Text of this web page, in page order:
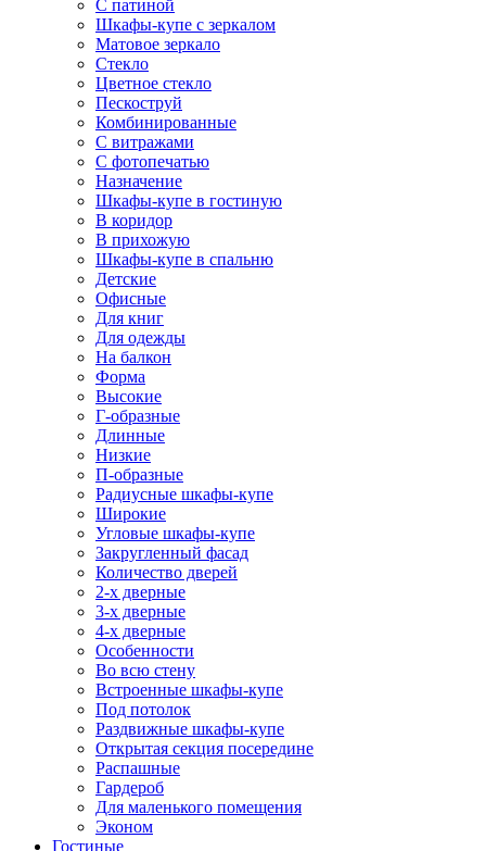
С патиной
Шкафы-купе с зеркалом
Матовое зеркало
Стекло
Цветное стекло
Пескоструй
Комбинированные
С витражами
С фотопечатью
Назначение
Шкафы-купе в гостиную
В коридор
В прихожую
Шкафы-купе в спальню
Детские
Офисные
Для книг
Для одежды
На балкон
Форма
Высокие
Г-образные
Длинные
Низкие
П-образные
Радиусные шкафы-купе
Широкие
Угловые шкафы-купе
Закругленный фасад
Количество дверей
2-х дверные
3-х дверные
4-х дверные
Особенности
Во всю стену
Встроенные шкафы-купе
Под потолок
Раздвижные шкафы-купе
Открытая секция посередине
Распашные
Гардероб
Для маленького помещения
Эконом
Гостиные